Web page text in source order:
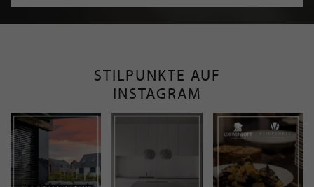
STILPUNKTE AUF
INSTAGRAM